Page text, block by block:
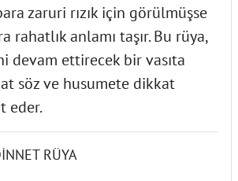
zaruri rızık için görülmüşse
rahatlık anlamı taşır. Bu rüya,
devam ettirecek bir vasıta
söz ve husumete dikkat
eder.
RÜYA